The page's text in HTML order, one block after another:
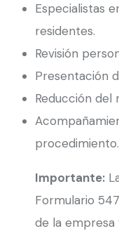
Especialistas
residentes.
Revisión
Presentación
Reducción del
procedimiento.
Importante:
Formulario
de la empresa